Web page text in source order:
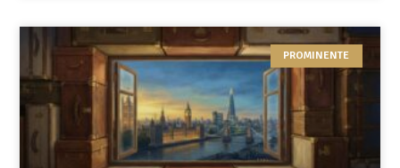
PROMINENTE